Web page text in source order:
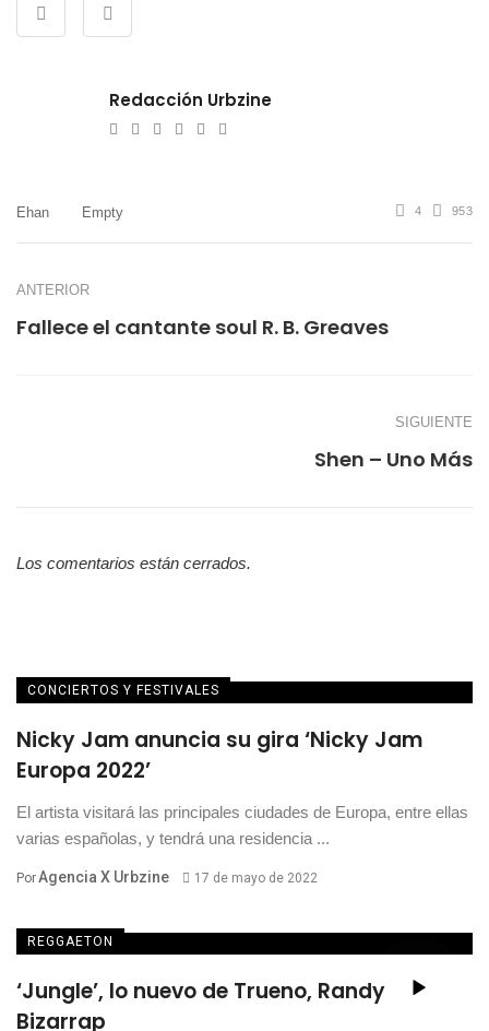
Redacción Urbzine
WebsiteTwitterFacebook
Youtube
Ehan Empty 4 953
ANTERIOR
Fallece el cantante soul R. B. Greaves
SIGUIENTE
Shen – Uno Más
Los comentarios están cerrados.
CONCIERTOS Y FESTIVALES
Nicky Jam anuncia su gira ‘Nicky Jam
Europa 2022’
El artista visitará las principales ciudades de Europa, entre ellas
varias españolas, y tendrá una residencia ...
PorAgencia X Urbzine 17 de mayo de 2022
REGGAETON
‘Jungle’, lo nuevo de Trueno, Randy y
Bizarrap